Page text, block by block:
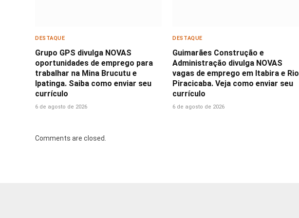
DESTAQUE
Grupo GPS divulga NOVAS
oportunidades de emprego para
trabalhar na Mina Brucutu e
Ipatinga. Saiba como enviar seu
currículo
6 de agosto de 2026
DESTAQUE
Guimarães Construção e
Administração divulga NOVAS
vagas de emprego em Itabira e Rio
Piracicaba. Veja como enviar seu
currículo
6 de agosto de 2026
Comments are closed.